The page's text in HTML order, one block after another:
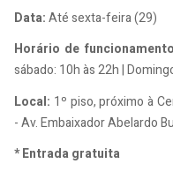
Data:Até sexta-feira (29)
Horário de
sábado: 10h às 22h |
Local: 1º piso, próximo à
- Av. Embaixador Abelardo
* Entrada gratuita